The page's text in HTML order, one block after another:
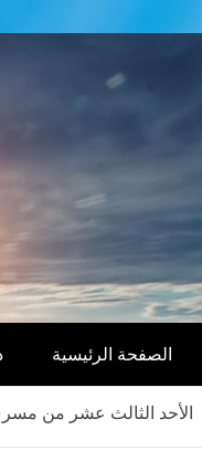
الصفحة الرئيسية
الأحد الثالث عشر من